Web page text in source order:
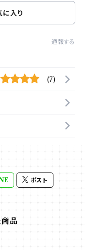
に入り
通報する
(7)
ポスト
品